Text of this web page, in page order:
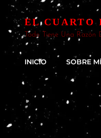
EL CUARTO
Todo Tiene Una Razón
INICIO SOBRE MÍ